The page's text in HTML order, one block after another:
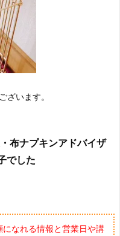
ざいます。
布ナプキンアドバイザ
でした
なれる情報と営業日や講